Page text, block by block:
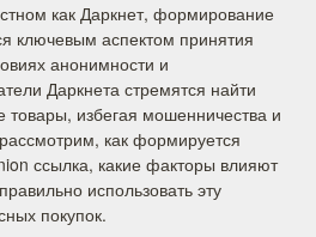
как Даркнет, формирование
ключевым аспектом принятия
анонимности и
Даркнета стремятся найти
товары, избегая мошенничества и
как формируется
ссылка, какие факторы влияют
использовать эту
покупок.